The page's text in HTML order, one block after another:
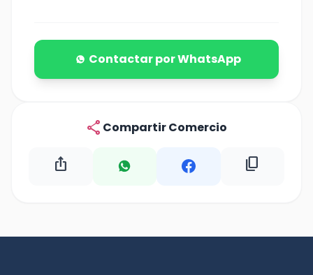
Contactar por WhatsApp
share Compartir Comercio
ios_share content_copy